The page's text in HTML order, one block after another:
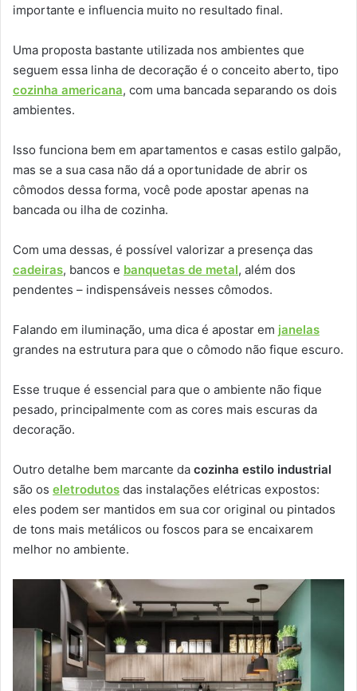
importante e influencia muito no resultado final.
Uma proposta bastante utilizada nos ambientes que
seguem essa linha de decoração é o conceito aberto, tipo
cozinha americana, com uma bancada separando os dois
ambientes.
Isso funciona bem em apartamentos e casas estilo galpão,
mas se a sua casa não dá a oportunidade de abrir os
cômodos dessa forma, você pode apostar apenas na
bancada ou ilha de cozinha.
Com uma dessas, é possível valorizar a presença das
cadeiras, bancos e banquetas de metal, além dos
pendentes – indispensáveis nesses cômodos.
Falando em iluminação, uma dica é apostar em janelas
grandes na estrutura para que o cômodo não fique escuro.
Esse truque é essencial para que o ambiente não fique
pesado, principalmente com as cores mais escuras da
decoração.
Outro detalhe bem marcante da cozinha estilo industrial
são os eletrodutos das instalações elétricas expostos:
eles podem ser mantidos em sua cor original ou pintados
de tons mais metálicos ou foscos para se encaixarem
melhor no ambiente.